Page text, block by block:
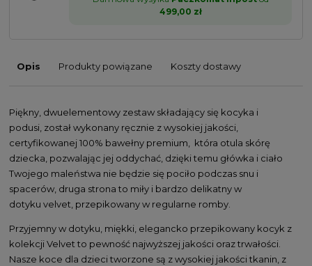
499,00 zł
Opis Produkty powiązane Koszty dostawy
Piękny, dwuelementowy zestaw składający się kocyka i
podusi, został wykonany ręcznie z wysokiej jakości,
certyfikowanej 100% bawełny premium, która otula skórę
dziecka, pozwalając jej oddychać, dzięki temu główka i ciało
Twojego maleństwa nie będzie się pociło podczas snu i
spacerów, druga strona to miły i bardzo delikatny w
dotyku velvet, przepikowany w regularne romby.
Przyjemny w dotyku, miękki, elegancko przepikowany kocyk z
kolekcji Velvet to pewność najwyższej jakości oraz trwałości.
Nasze koce dla dzieci tworzone są z wysokiej jakości tkanin, z